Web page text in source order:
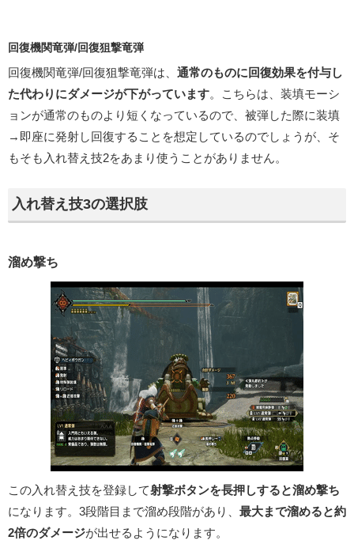
回復機関竜弾/回復狙撃竜弾
回復機関竜弾/回復狙撃竜弾は、 通常のものに回復効果を付与し
た代わりにダメージが下がっています。こちらは、装填モーシ
ョンが通常のものより短くなっているので、被弾した際に装填
→即座に発射し回復することを想定しているのでしょうが、そ
もそも入れ替え技2をあまり使うことがありません。
入れ替え技3の選択肢
溜め撃ち
この入れ替え技を登録して射撃ボタンを長押しすると溜め撃ち
になります。3段階目まで溜め段階があり、 最大まで溜めると約
2倍のダメージが出せるようになります。